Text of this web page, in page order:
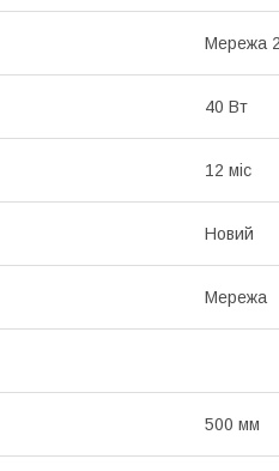
Мережа
40 Вт
12 міс
Новий
Мережа
500 мм